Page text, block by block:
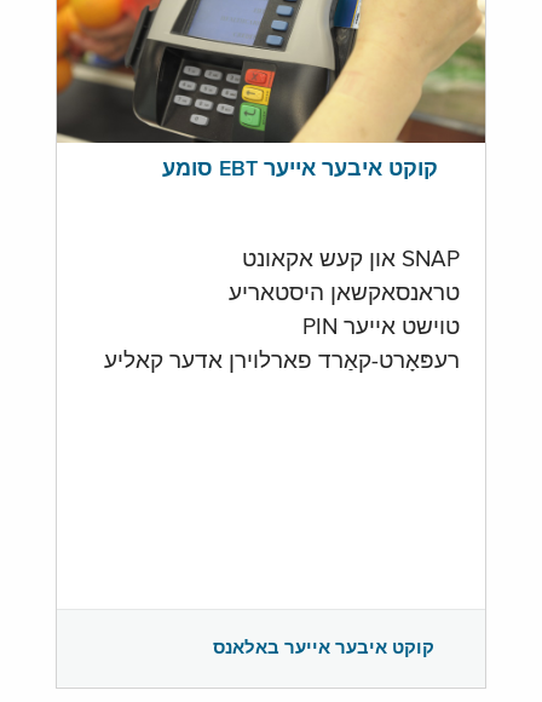
קוקט איבער אייער EBT סומע
SNAP און קעש אקאונט
טראנסאקשאן היסטאריע
טוישט אייער PIN
רעפּאָרט-קאַרד פארלוירן אדער קאליע
קוקט איבער אייער באלאנס